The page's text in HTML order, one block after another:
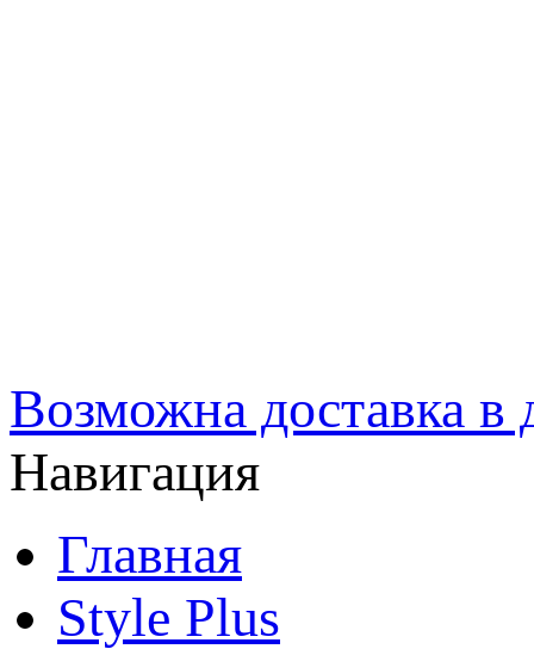
Возможна доставка в
Навигация
Главная
Style Plus